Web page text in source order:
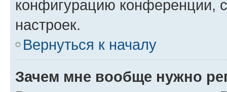
конфигурацию конференции,
настроек.
Вернуться к началу
Зачем мне вообще нужно